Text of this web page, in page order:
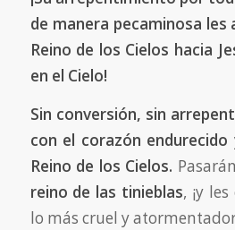
de manera pecaminosa les
Reino de los Cielos hacia
en el Cielo!
Sin conversión, sin
con el corazón endurecido
Reino de los Cielos. Pasarán
reino de las tinieblas, ¡y
lo más cruel y